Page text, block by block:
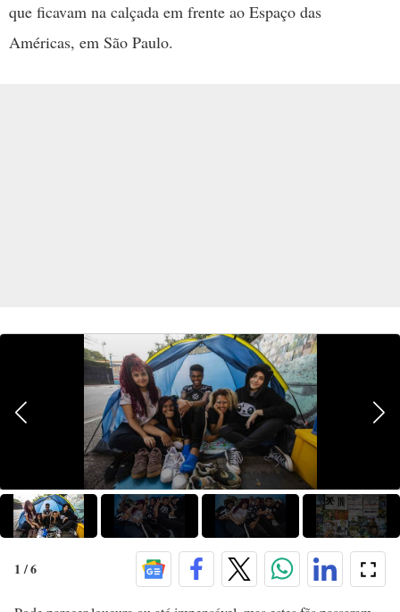
que ficavam na calçada em frente ao Espaço das
Américas, em São Paulo.
1/6